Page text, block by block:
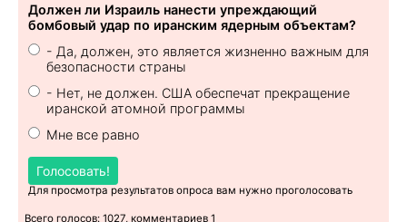
Должен ли Израиль нанести упреждающий
бомбовый удар по иранским ядерным объектам?
- Да, должен, это является жизненно важным для
безопасности страны
- Нет, не должен. США обеспечат прекращение
иранской атомной программы
Мне все равно
Голосовать!
Для просмотра результатов опроса вам нужно проголосовать
Всего голосов: 1027, комментариев 1